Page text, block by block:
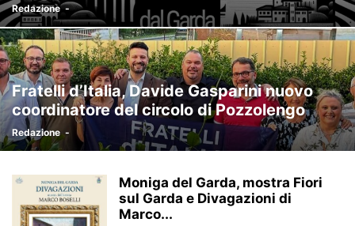
Redazione -
Fratelli d’Italia, Davide Gasparini nuovo
coordinatore del circolo di Pozzolengo
Redazione -
Moniga del Garda, mostra Fiori
sul Garda e Divagazioni di
Marco...